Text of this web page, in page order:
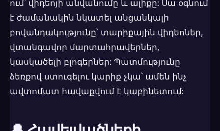
ում՝ վիդեոյի անվանումը և ալիքը: Սա օգնում
է ժամանակին նկատել անցանկալի
բովանդակությունը՝ տարիքային վիդեոներ,
վտանգավոր մարտահրավերներ,
կասկածելի բլոգերներ: Պատմությունը
ձեռքով ստուգելու կարիք չկա՝ ամեն ինչ
ավտոմատ հավաքվում է կաբինետում: